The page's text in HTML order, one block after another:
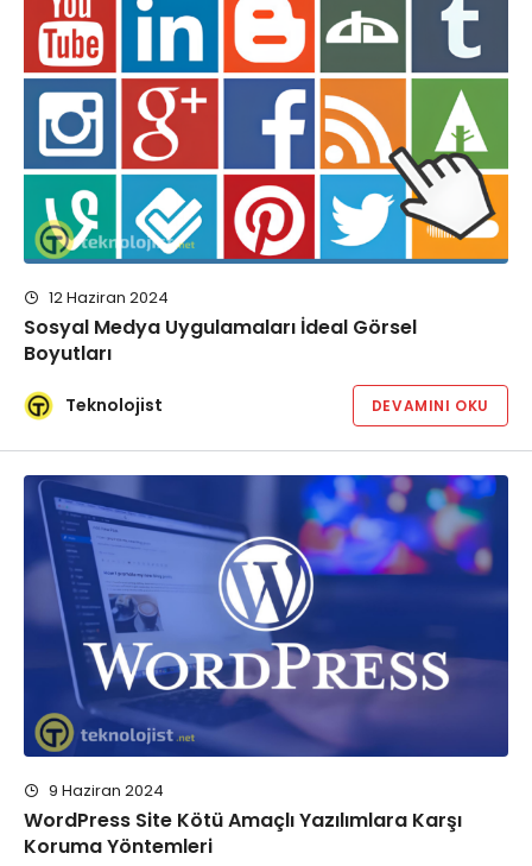
12 Haziran 2024
Sosyal Medya Uygulamaları İdeal Görsel
Boyutları
Teknolojist DEVAMINI OKU
9 Haziran 2024
WordPress Site Kötü Amaçlı Yazılımlara Karşı
Koruma Yöntemleri